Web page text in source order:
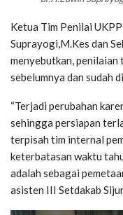
Ketua Tim Penilai
Suprayogi,M.Kes dan
menyebutkan, penilaian
sebelumnya dan sudah
“Terjadi perubahan
sehingga persiapan
terpisah tim internal
keterbatasan waktu
adalah sebagai
asisten III Setdakab